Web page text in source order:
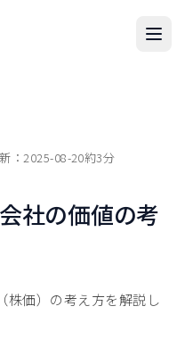
：2025-08-20約3分
社の価値の考
株価）の考え方を解説し